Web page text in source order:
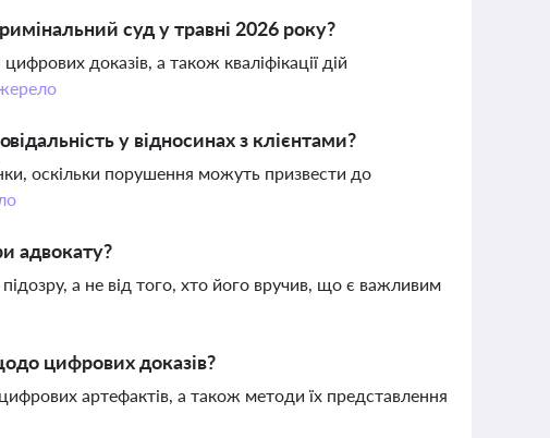
суд у травні 2026 року?
доказів, а також кваліфікації дій
у відносинах з клієнтами?
оскільки порушення можуть призвести до
адвокату?
а не від того, хто його вручив, що є важливим
цифрових доказів?
артефактів, а також методи їх представлення